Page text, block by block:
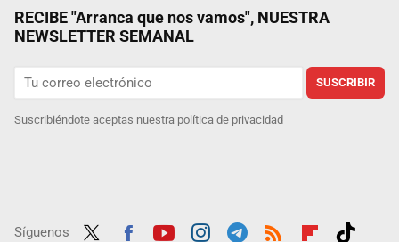
RECIBE "Arranca que nos vamos", NUESTRA
NEWSLETTER SEMANAL
SUSCRIBIR
Suscribiéndote aceptas nuestra política de privacidad
Síguenos